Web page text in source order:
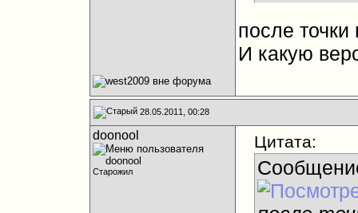
после
И какую
28.05.2011, 00:28
doonool
Старожил
Цитата: